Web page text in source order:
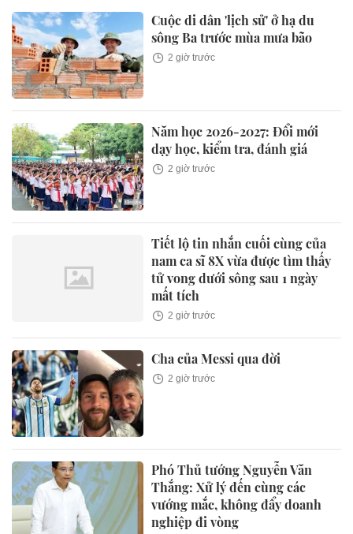
Cuộc di dân 'lịch sử' ở hạ du
sông Ba trước mùa mưa bão
2 giờ trước
Năm học 2026-2027: Đổi mới
dạy học, kiểm tra, đánh giá
2 giờ trước
Tiết lộ tin nhắn cuối cùng của
nam ca sĩ 8X vừa được tìm thấy
tử vong dưới sông sau 1 ngày
mất tích
2 giờ trước
Cha của Messi qua đời
2 giờ trước
Phó Thủ tướng Nguyễn Văn
Thắng: Xử lý đến cùng các
vướng mắc, không đẩy doanh
nghiệp đi vòng